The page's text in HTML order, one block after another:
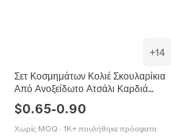
+14
Σετ Κοσμημάτων Κολιέ Σκουλαρίκια
Από Ανοξείδωτο Ατσάλι Καρδιά
Μουσική Νότα Γεωμετρικό Χέρι Της
Φατιμά Σταυρός Γυναίκες
$0.65-0.90
Χωρίς MOQ · 1K+ πουλήθηκε πρόσφατα